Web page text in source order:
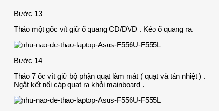
Bước 13
Tháo một gốc vít giữ ổ quang CD/DVD . Kéo ổ quang ra.
Bước 14
Tháo 7 ốc vít giữ bộ phận quạt làm mát ( quạt và tản nhiệt ) .
Ngắt kết nối cáp quạt ra khỏi mainboard .